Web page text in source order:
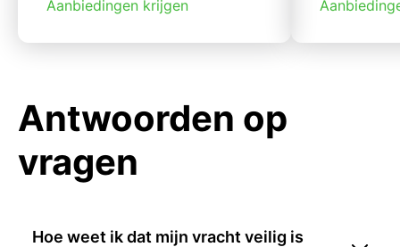
Aanbiedingen krijgen
Antwoorden op
vragen
Hoe weet ik dat mijn vracht veilig is